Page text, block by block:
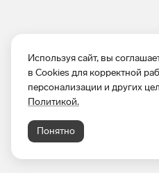
Используя сайт, вы
в Cookies для корректной
персонализации и других
Политикой.
Понятно